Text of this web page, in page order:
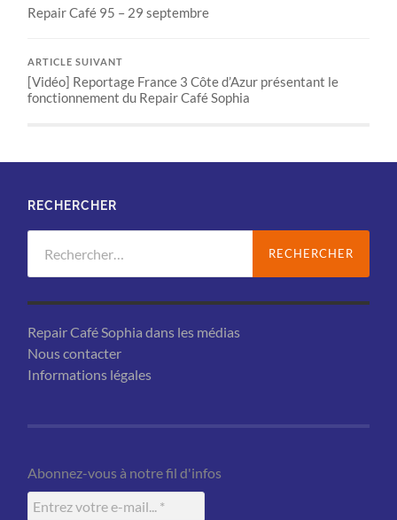
Repair Café 95 – 29 septembre
ARTICLE SUIVANT
[Vidéo] Reportage France 3 Côte d’Azur présentant le
fonctionnement du Repair Café Sophia
RECHERCHER
Repair Café Sophia dans les médias
Nous contacter
Informations légales
Abonnez-vous à notre fil d'infos